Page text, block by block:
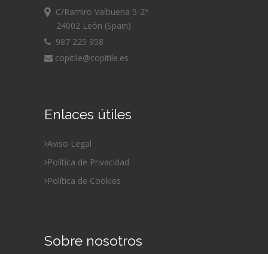
C/Ramiro Valbuena 5-2º
24002 León (Spain)
987 225 958
copitile@copitile.es
Enlaces útiles
Aviso Legal
Política de Privacidad
Política de Cookies
Sobre nosotros